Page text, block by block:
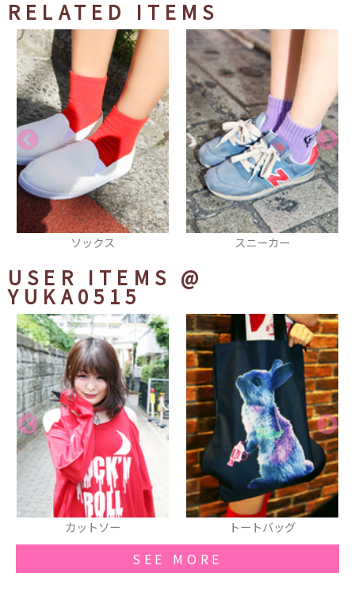
RELATED ITEMS
スニーカー パンプス
USER ITEMS @
YUKA0515
ニーハイソ
SEE MORE